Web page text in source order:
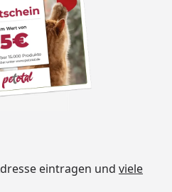
eintragen und viele